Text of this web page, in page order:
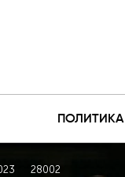
ПОЛИТИКА
28002